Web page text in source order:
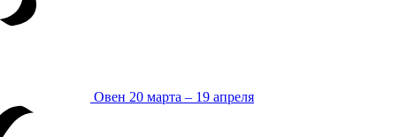
Овен 20 марта – 19 апреля